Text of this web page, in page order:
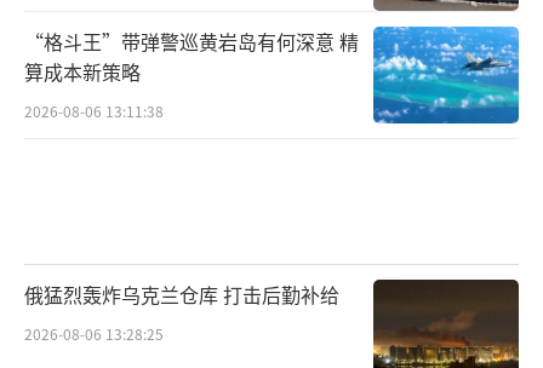
“格斗王”带弹警巡黄岩岛有何深意 精
算成本新策略
2026-08-06 13:11:38
俄猛烈轰炸乌克兰仓库 打击后勤补给
2026-08-06 13:28:25